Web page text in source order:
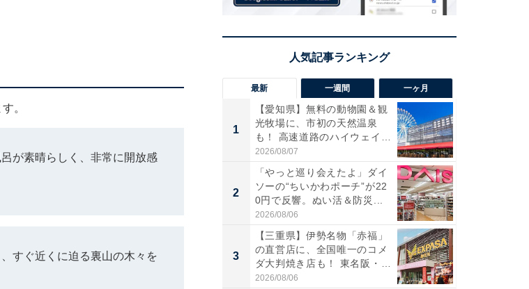
。
が素晴らしく、非常に開放感
すぐ近くに迫る裏山の木々を
最新 一週間 一ヶ月
1
【愛知県】無料の動物園＆観
光牧場に、市初の天然温泉
も！ 高速道路のハイウェイオ
ア...
2026/08/07
2
「やっと巡り会えたよ」ダイ
ソーの“ちいかわポーチ”が22
0円で反響。ぬい活＆防災...
2026/08/06
3
【三重県】伊勢名物「赤福」
の直営店に、全国唯一のコメ
ダ大判焼き店も！ 東名阪・
伊...
2026/08/06